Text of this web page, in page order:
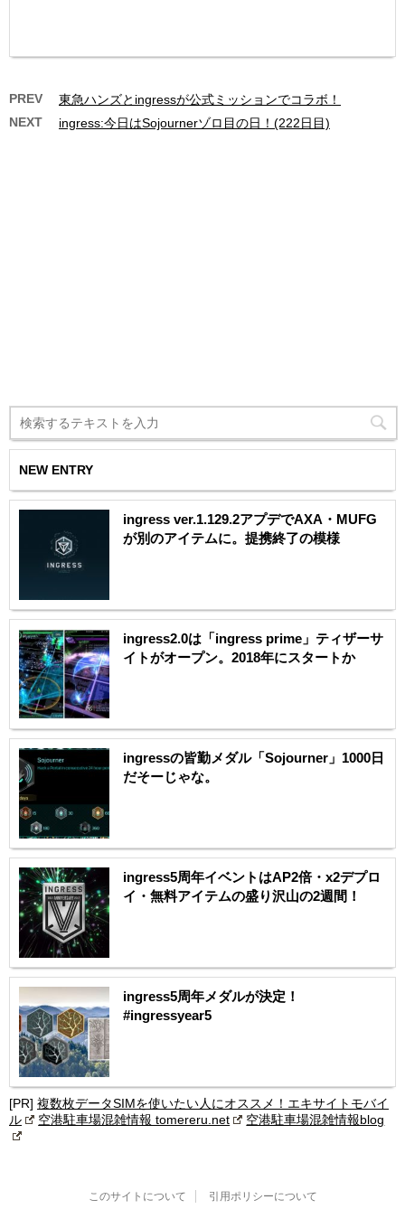
PREV
東急ハンズとingressが公式ミッションでコラボ！
NEXT
ingress:今日はSojournerゾロ目の日！(222日目)
NEW ENTRY
ingress ver.1.129.2アプデでAXA・MUFG
が別のアイテムに。提携終了の模様
ingress2.0は「ingress prime」ティザーサ
イトがオープン。2018年にスタートか
ingressの皆勤メダル「Sojourner」1000日
だそーじゃな。
ingress5周年イベントはAP2倍・x2デプロ
イ・無料アイテムの盛り沢山の2週間！
ingress5周年メダルが決定！
#ingressyear5
[PR] 複数枚データSIMを使いたい人にオススメ！エキサイトモバイ
ル
空港駐車場混雑情報 tomereru.net 空港駐車場混雑情報blog
このサイトについて 引用ポリシーについて